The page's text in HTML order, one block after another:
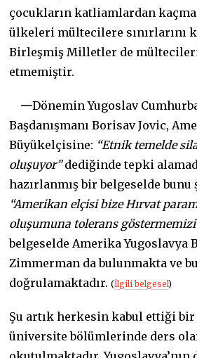
çocukların katliamlardan
ülkeleri mültecilere sınırlarını
Birleşmiş Milletler de
etmemiştir.
—Dönemin Yugoslav
Başdanışmanı Borisav Jovic,
Büyükelçisine: “Etnik temelde
oluşuyor”dediğinde tepki
hazırlanmış bir belgeselde bunu
“Amerikan elçisi bize Hırvat
oluşumuna tolerans göstermemizi
belgeselde Amerika Yugoslavya
Zimmerman da bulunmakta ve
doğrulamaktadır.(İlgili belgesel)
Şu artık herkesin kabul ettiği
üniversite bölümlerinde ders